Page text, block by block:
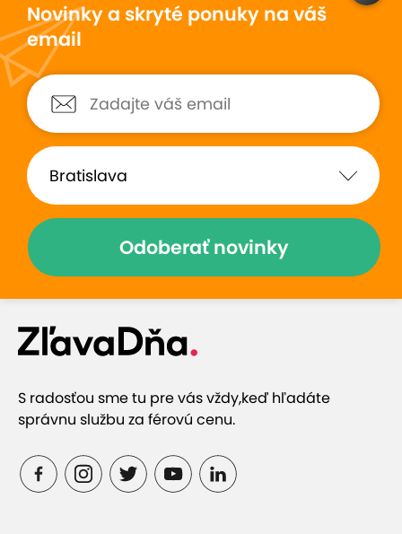
Novinky a skryté ponuky na váš
email
Odoberať novinky
S radosťou sme tu pre vás vždy,keď hľadáte
správnu službu za férovú cenu.